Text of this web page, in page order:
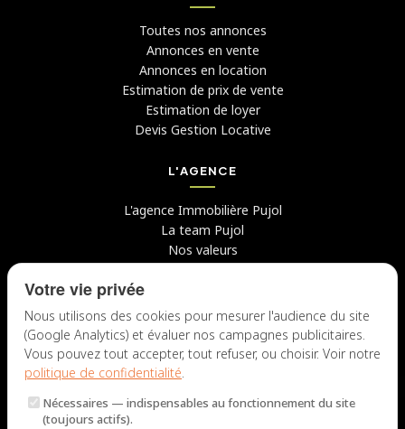
Toutes nos annonces
Annonces en vente
Annonces en location
Estimation de prix de vente
Estimation de loyer
Devis Gestion Locative
L'AGENCE
L'agence Immobilière Pujol
La team Pujol
Nos valeurs
Avis clients
Candidater chez nous
NOUS CONTACTER
Lun – Jeu : 9h – 12h / 14h – 18h
Votre vie privée
Nous utilisons des cookies pour mesurer l'audience du site
(Google Analytics) et évaluer nos campagnes publicitaires.
Vous pouvez tout accepter, tout refuser, ou choisir. Voir notre
politique de confidentialité.
Nécessaires — indispensables au fonctionnement du site
(toujours actifs).